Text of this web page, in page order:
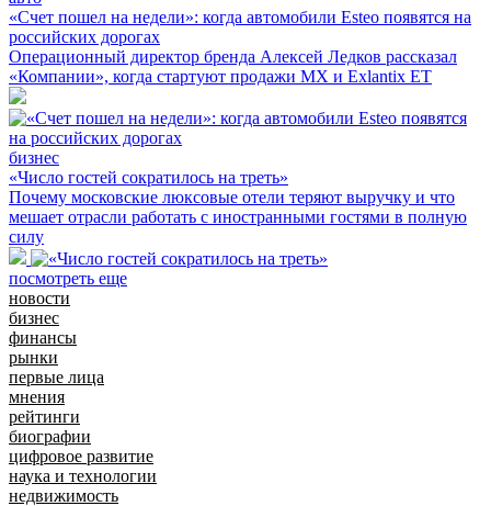
«Счет пошел на недели»: когда автомобили Esteo появятся на
российских дорогах
Операционный директор бренда Алексей Ледков рассказал
«Компании», когда стартуют продажи MX и Exlantix ET
бизнес
«Число гостей сократилось на треть»
Почему московские люксовые отели теряют выручку и что
мешает отрасли работать с иностранными гостями в полную
силу
посмотреть еще
новости
бизнес
финансы
рынки
первые лица
мнения
рейтинги
биографии
цифровое развитие
наука и технологии
недвижимость